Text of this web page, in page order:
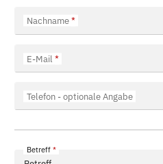
Nachname
E-Mail
Telefon- optionale Angabe
Betreff